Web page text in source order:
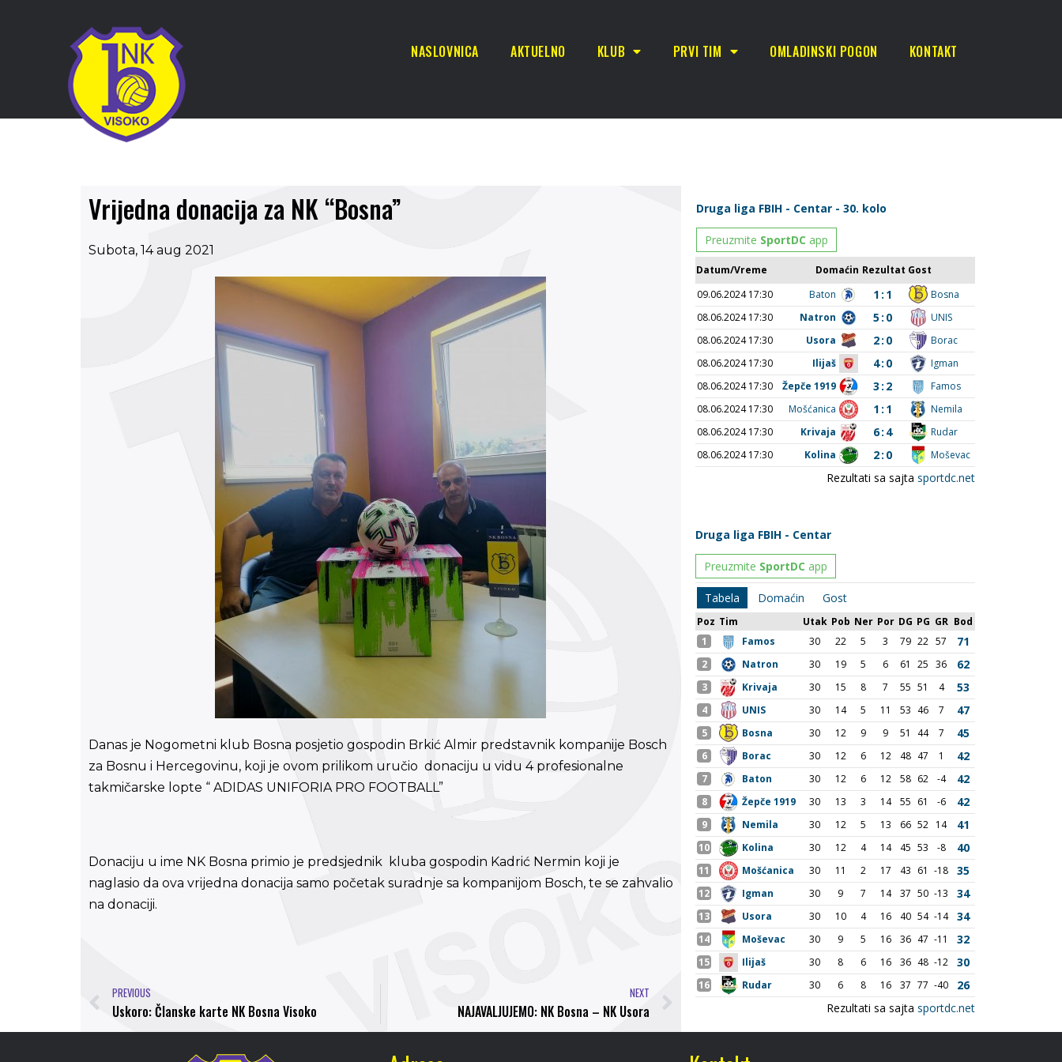
NASLOVNICA AKTUELNO KLUB PRVI TIM OMLADINSKI POGON KONTAKT
Vrijedna donacija za NK “Bosna”
Subota, 14 aug 2021
Danas je Nogometni klub Bosna posjetio gospodin Brkić Almir predstavnik kompanije Bosch
za Bosnu i Hercegovinu, koji je ovom prilikom uručio donaciju u vidu 4 profesionalne
takmičarske lopte “ ADIDAS UNIFORIA PRO FOOTBALL”
Donaciju u ime NK Bosna primio je predsjednik kluba gospodin Kadrić Nermin koji je
naglasio da ova vrijedna donacija samo početak suradnje sa kompanijom Bosch, te se zahvalio
na donaciji.
PREVIOUS
Uskoro: Članske karte NK Bosna Visoko
NEXT
NAJAVALJUJEMO: NK Bosna – NK Usora